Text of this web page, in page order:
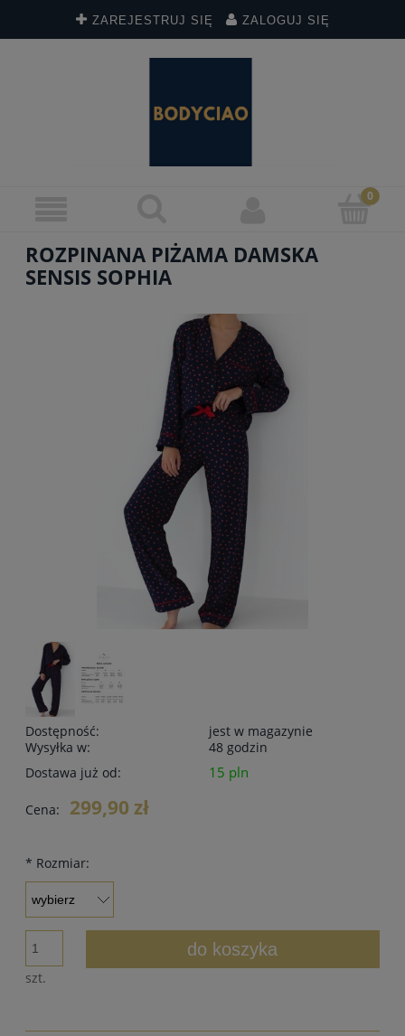
ZAREJESTRUJ SIĘ ZALOGUJ SIĘ
ROZPINANA PIŻAMA DAMSKA
SENSIS SOPHIA
Dostępność:
jest w magazynie
Wysyłka w:
48 godzin
Dostawa już od:
15 pln
Cena: 299,90 zł
* Rozmiar:
szt.
do koszyka